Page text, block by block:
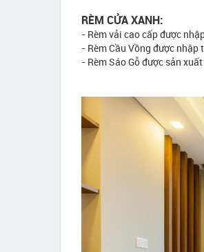
RÈM CỬA XANH:
- Rèm vải cao cấp được
- Rèm Cầu Vồng được
- Rèm Sáo Gỗ được sản